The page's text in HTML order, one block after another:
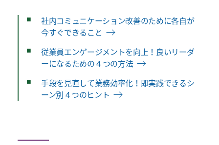
社内コミュニケーション改善のために各自が
今すぐできること
従業員エンゲージメントを向上！良いリーダ
ーになるための 4 つの方法
手段を見直して業務効率化！即実践できるシ
ーン別 4 つのヒント